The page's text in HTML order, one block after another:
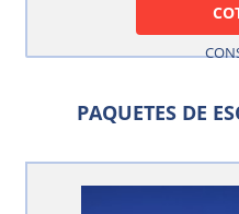
PAQUETES DE